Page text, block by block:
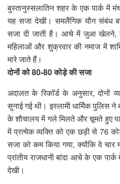
बुस्तानुस्सलातिन शहर के एक पार्क में
यह सजा देखी। समलैंगिक यौन संबंध
सजा दी जाती है। आचे में जुआ खेलने,
महिलाओं और शुक्रवार की नमाज में
मारे जाते हैं।
दोनों को 80-80 कोड़े की सजा
अदालत के रिकॉर्ड के अनुसार, दोनों
सुनाई गई थी। इस्लामी धार्मिक पुलिस ने
के शौचालय में गले मिलते और चूमते हुए
में प्रत्येक व्यक्ति को एक छड़ी से 76
सजा को कम किया गया, क्योंकि वे
प्रांतीय राजधानी बांदा आचे के एक
देखी।